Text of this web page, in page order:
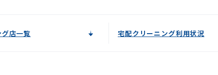
店一覧 宅配クリーニング利用状況